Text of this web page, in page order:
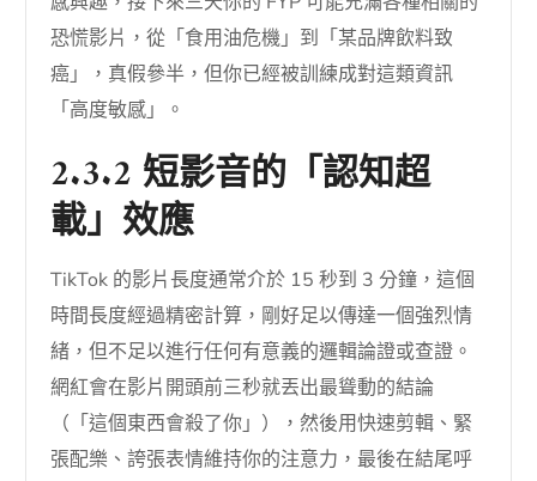
恐慌影片，從「食用油危機」到「某品牌飲料致
癌」，真假參半，但你已經被訓練成對這類資訊
「高度敏感」。
2.3.2 短影音的「認知超
載」效應
TikTok 的影片長度通常介於 15 秒到 3 分鐘，這個
時間長度經過精密計算，剛好足以傳達一個強烈情
緒，但不足以進行任何有意義的邏輯論證或查證。
網紅會在影片開頭前三秒就丟出最聳動的結論
（「這個東西會殺了你」），然後用快速剪輯、緊
張配樂、誇張表情維持你的注意力，最後在結尾呼